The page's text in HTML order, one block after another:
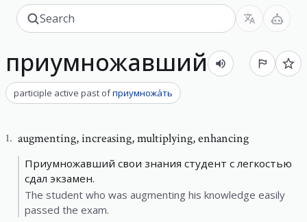
приумножавший
participle active past ofприумножа́ть
1. augmenting,increasing, multiplying, enhancing
Приумножавший свои знания студент с легкостью
сдал экзамен.
The student who was augmenting his knowledge easily
passed the exam.